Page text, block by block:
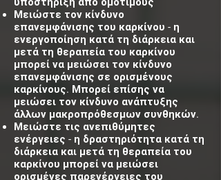
Μειώστε τον κίνδυνο
επανεμφάνισης του καρκίνου - η
ενεργοποίηση κατά τη διάρκεια και
μετά τη θεραπεία του καρκίνου
μπορεί να μειώσει τον κίνδυνο
επανεμφάνισης σε ορισμένους
καρκίνους. Μπορεί επίσης να
μειώσει τον κίνδυνο ανάπτυξης
άλλων μακροπρόθεσμων συνθηκών.
Μειώστε τις ανεπιθύμητες
ενέργειες - η δραστηριότητα κατά τη
διάρκεια και μετά τη θεραπεία του
καρκίνου μπορεί να μειώσει
ορισμένες παρενέργειες του